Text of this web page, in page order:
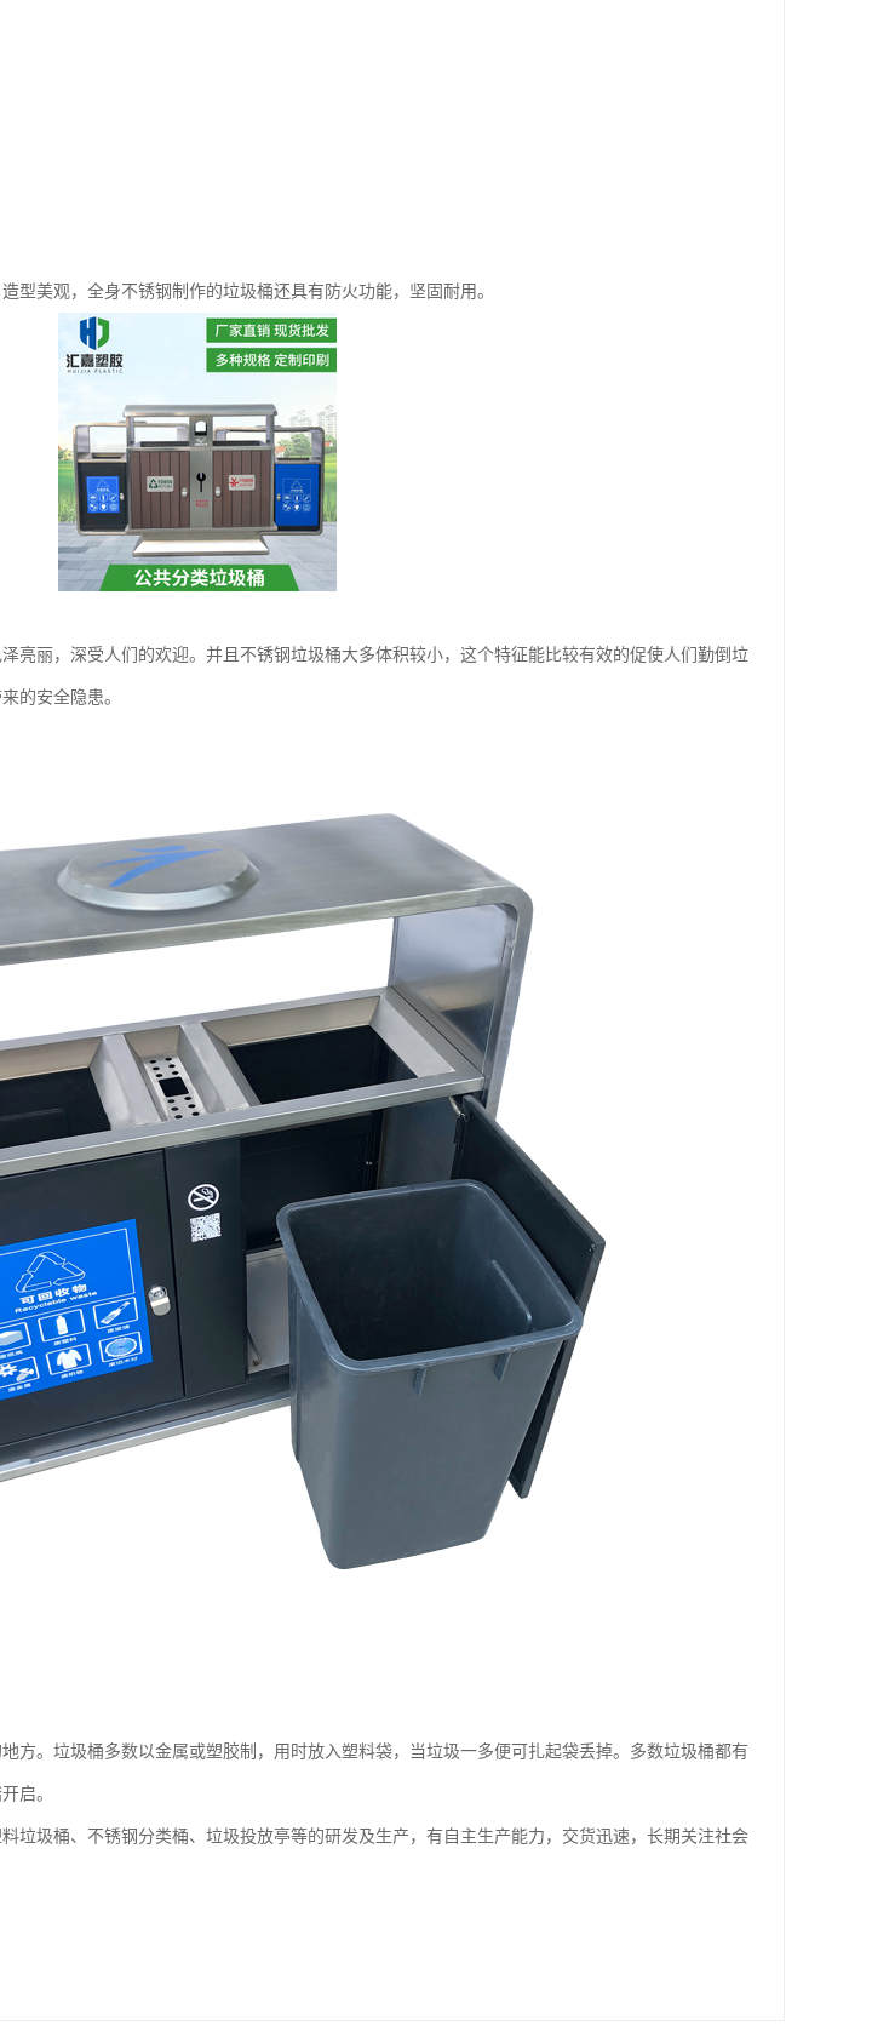
型美观，全身不锈钢制作的垃圾桶还具有防火功能，坚固耐用。
亮丽，深受人们的欢迎。并且不锈钢垃圾桶大多体积较小，这个特征能比较有效的促使人们勤倒垃
的安全隐患。
方。垃圾桶多数以金属或塑胶制，用时放入塑料袋，当垃圾一多便可扎起袋丢掉。多数垃圾桶都有
启。
垃圾桶、不锈钢分类桶、垃圾投放亭等的研发及生产，有自主生产能力，交货迅速，长期关注社会